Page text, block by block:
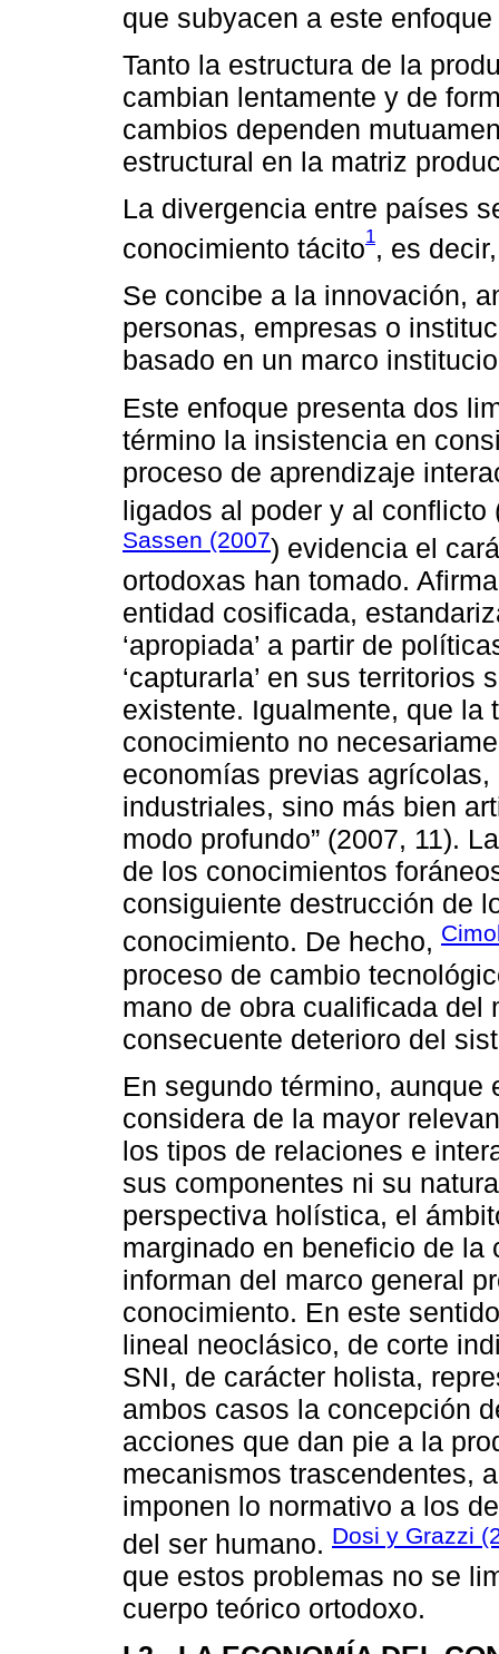
que subyacen a este enfoque
Tanto la estructura de la
cambian lentamente y de
cambios dependen
estructural en la matriz
La divergencia entre países
conocimiento tácito1, es
Se concibe a la innovación,
personas, empresas o
basado en un marco
Este enfoque presenta dos
término la insistencia en
proceso de aprendizaje
ligados al poder y al conflicto
Sassen (2007) evidencia el
ortodoxas han tomado.
entidad cosificada,
‘apropiada’ a partir de
‘capturarla’ en sus
existente. Igualmente, que la
conocimiento no
economías previas
industriales, sino más bien
modo profundo” (2007, 11).
de los conocimientos
consiguiente destrucción de
conocimiento. De hecho,
proceso de cambio
mano de obra cualificada del
consecuente deterioro del
En segundo término,
considera de la mayor
los tipos de relaciones e
sus componentes ni su
perspectiva holística, el
marginado en beneficio de
informan del marco general
conocimiento. En este
lineal neoclásico, de corte
SNI, de carácter holista,
ambos casos la concepción
acciones que dan pie a la
mecanismos trascendentes,
imponen lo normativo a los
del ser humano. Dosi y Grazzi
que estos problemas no se
cuerpo teórico ortodoxo.